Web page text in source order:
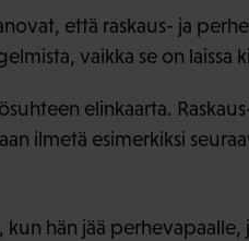
että raskaus- ja
vaikka se on laissa
elinkaarta.
ilmetä esimerkiksi
hän jää perhevapaalle,